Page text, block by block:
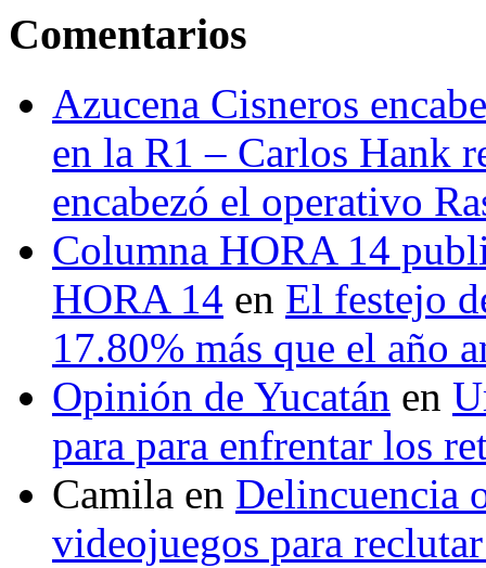
Comentarios
Azucena Cisneros
en la R1 – Carlos Hank
encabezó el operativo
Columna HORA 14
HORA 14 en El festejo
17.80% más que el año
Opinión de Yucatán en
para para enfrentar los
Camila en Delincuencia
videojuegos para